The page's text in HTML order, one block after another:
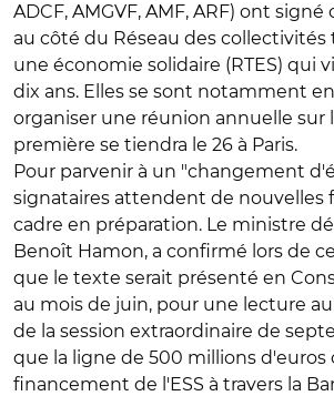
ADCF, AMGVF, AMF, ARF) ont
au côté du Réseau des
une économie solidaire (RTES) qui
dix ans. Elles se sont notamment
organiser une réunion annuelle sur
première se tiendra le 26 à Paris.
Pour parvenir à un "changement
signataires attendent de nouvelles
cadre en préparation. Le ministre
Benoît Hamon, a confirmé lors de
que le texte serait présenté en
au mois de juin, pour une lecture
de la session extraordinaire de
que la ligne de 500 millions d'euros
financement de l'ESS à travers la